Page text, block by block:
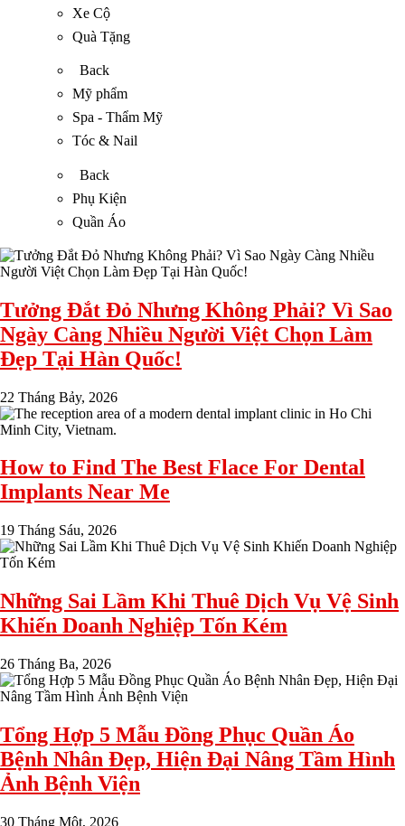
Xe Cộ
Quà Tặng
Back
Mỹ phẩm
Spa - Thẩm Mỹ
Tóc & Nail
Back
Phụ Kiện
Quần Áo
Tưởng Đắt Đỏ Nhưng Không Phải? Vì Sao
Ngày Càng Nhiều Người Việt Chọn Làm
Đẹp Tại Hàn Quốc!
22 Tháng Bảy, 2026
How to Find The Best Flace For Dental
Implants Near Me
19 Tháng Sáu, 2026
Những Sai Lầm Khi Thuê Dịch Vụ Vệ Sinh
Khiến Doanh Nghiệp Tốn Kém
26 Tháng Ba, 2026
Tổng Hợp 5 Mẫu Đồng Phục Quần Áo
Bệnh Nhân Đẹp, Hiện Đại Nâng Tầm Hình
Ảnh Bệnh Viện
30 Tháng Một, 2026